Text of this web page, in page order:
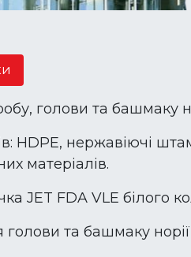
голови та башмаку
HDPE, нержавіючі
матеріалів.
JET FDA VLE білого
та башмаку норії